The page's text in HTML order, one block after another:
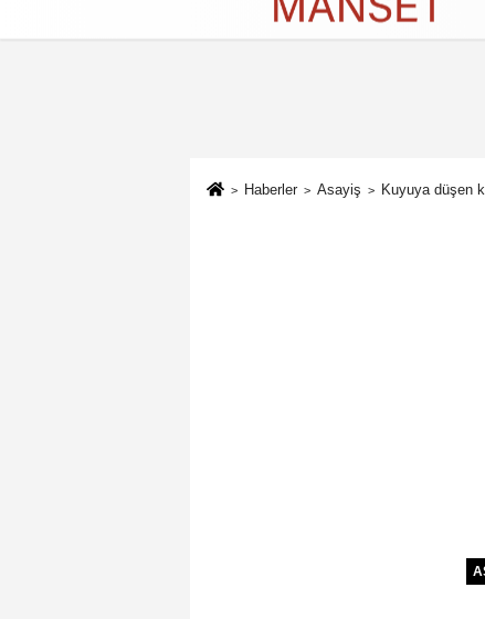
İletişim Çerez Politikası
Haberler Asayiş Kuyuya düşen